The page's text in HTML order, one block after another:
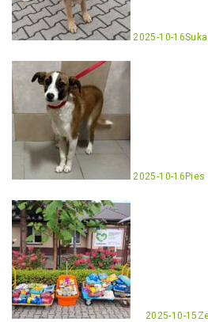
2025-10-16
2025-10-16 Pies
2025-10-15